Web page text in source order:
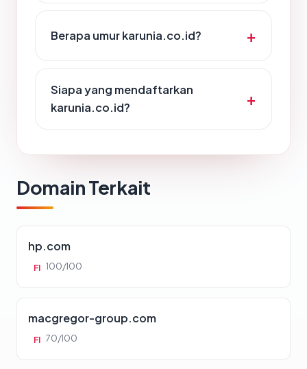
Berapa umur karunia.co.id?
Siapa yang mendaftarkan
karunia.co.id?
Domain Terkait
hp.com
FI 100/100
macgregor-group.com
FI 70/100